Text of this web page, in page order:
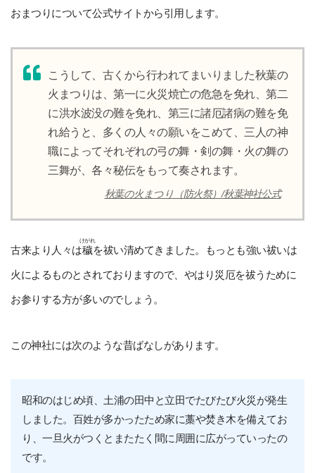
おまつりについて公式サイトから引用します。
こうして、古くから行われてまいりました秋葉の
火まつりは、第一に火災焼亡の危急を免れ、第二
に洪水波没の難を免れ、第三に諸厄諸病の難を免
れ給うと、多くの人々の願いをこめて、三人の神
職によってそれぞれの弓の舞・剣の舞・火の舞の
三舞が、各々秘伝をもって奏されます。
秋葉の火まつり（防火祭）/秋葉神社公式
古来より人々は穢
けがれ
を祓い清めてきました。もっとも強い祓いは
火によるものとされておりますので、やはり災厄を祓うために
お参りする方が多いのでしょう。
この神社には次のような昔ばなしがあります。
昭和のはじめ頃、土浦の田中と立田でたびたび火災が発生
しました。百姓が多かったため家に藁や焚き木を備えてお
り、一旦火がつくとまたたく間に周囲に広がっていったの
です。